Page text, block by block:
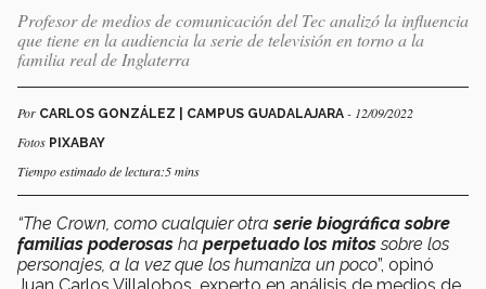
Profesor de medios de comunicación del Tec analizó la influencia
que tiene en la audiencia la serie de televisión en torno a la
familia real de Inglaterra
Por CARLOS GONZÁLEZ | CAMPUS GUADALAJARA - 12/09/2022
Fotos PIXABAY
Tiempo estimado de lectura:5 mins
“The Crown, como cualquier otraserie biográfica sobre
familias poderosas ha perpetuado los mitossobre los
personajes, a la vez que los humaniza un poco”, opinó